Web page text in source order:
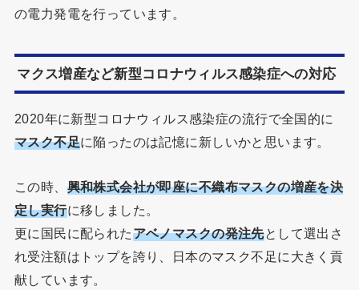
の電力発電を行っています。
マクス増産など新型コロナウィルス感染症への対応
2020年に新型コロナウィルス感染症の流行で全国的に
マスク不足に陥ったのは記憶に新しいかと思います。
この時、 興和株式会社が即座に不織布マスクの増産を決
定し実行に移しました。
更に国民に配られたアベノマスクの発注先として選出さ
れ受注額はトップを誇り、日本のマスク不足に大きく貢
献しています。